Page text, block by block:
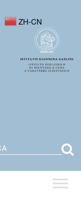
ZH-CN